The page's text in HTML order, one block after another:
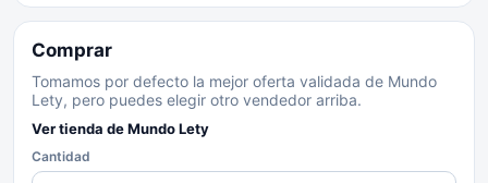
Comprar
Tomamos por defecto la mejor oferta validada de Mundo
Lety, pero puedes elegir otro vendedor arriba.
Ver tienda deMundo Lety
Cantidad